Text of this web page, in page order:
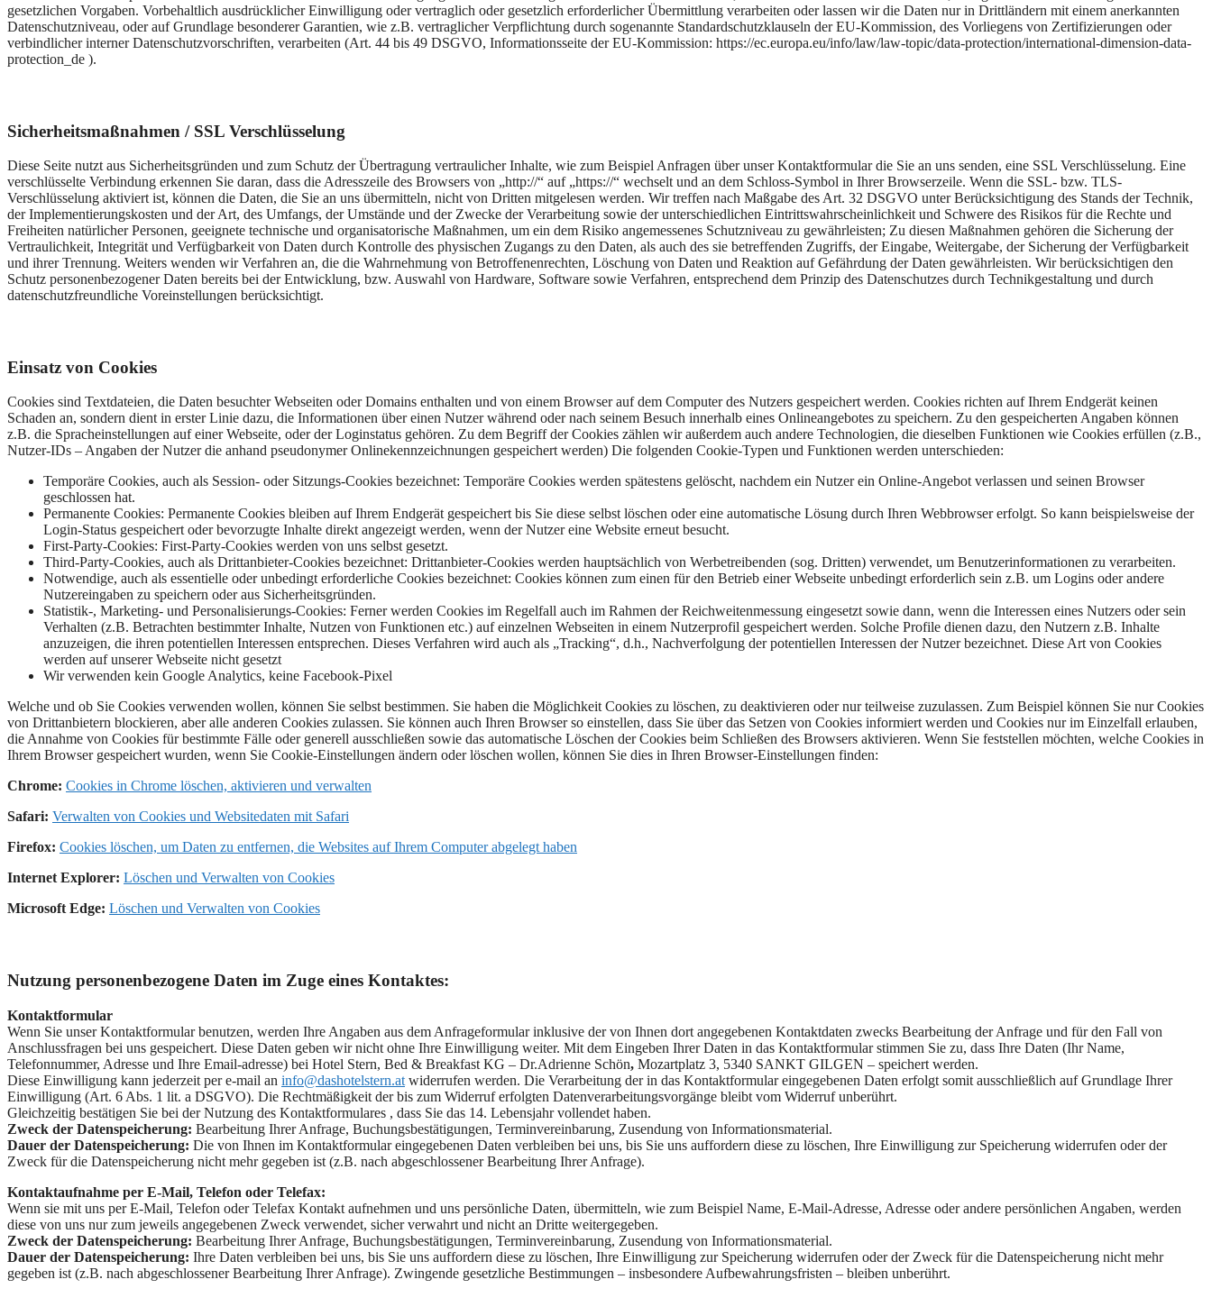
gesetzlichen Vorgaben. Vorbehaltlich ausdrücklicher Einwilligung oder vertraglich oder gesetzlich erforderlicher Übermittlung verarbeiten oder lassen wir die Daten nur in Drittländern mit einem anerkannten
Datenschutzniveau, oder auf Grundlage besonderer Garantien, wie z.B. vertraglicher Verpflichtung durch sogenannte Standardschutzklauseln der EU-Kommission, des Vorliegens von Zertifizierungen oder
verbindlicher interner Datenschutzvorschriften, verarbeiten (Art. 44 bis 49 DSGVO, Informationsseite der EU-Kommission: https://ec.europa.eu/info/law/law-topic/data-protection/international-dimension-data-
protection_de ).
Sicherheitsmaßnahmen / SSL Verschlüsselung
Diese Seite nutzt aus Sicherheitsgründen und zum Schutz der Übertragung vertraulicher Inhalte, wie zum Beispiel Anfragen über unser Kontaktformular die Sie an uns senden, eine SSL Verschlüsselung. Eine
verschlüsselte Verbindung erkennen Sie daran, dass die Adresszeile des Browsers von „http://“ auf „https://“ wechselt und an dem Schloss-Symbol in Ihrer Browserzeile. Wenn die SSL- bzw. TLS-
Verschlüsselung aktiviert ist, können die Daten, die Sie an uns übermitteln, nicht von Dritten mitgelesen werden. Wir treffen nach Maßgabe des Art. 32 DSGVO unter Berücksichtigung des Stands der Technik,
der Implementierungskosten und der Art, des Umfangs, der Umstände und der Zwecke der Verarbeitung sowie der unterschiedlichen Eintrittswahrscheinlichkeit und Schwere des Risikos für die Rechte und
Freiheiten natürlicher Personen, geeignete technische und organisatorische Maßnahmen, um ein dem Risiko angemessenes Schutzniveau zu gewährleisten; Zu diesen Maßnahmen gehören die Sicherung der
Vertraulichkeit, Integrität und Verfügbarkeit von Daten durch Kontrolle des physischen Zugangs zu den Daten, als auch des sie betreffenden Zugriffs, der Eingabe, Weitergabe, der Sicherung der Verfügbarkeit
und ihrer Trennung. Weiters wenden wir Verfahren an, die die Wahrnehmung von Betroffenenrechten, Löschung von Daten und Reaktion auf Gefährdung der Daten gewährleisten. Wir berücksichtigen den
Schutz personenbezogener Daten bereits bei der Entwicklung, bzw. Auswahl von Hardware, Software sowie Verfahren, entsprechend dem Prinzip des Datenschutzes durch Technikgestaltung und durch
datenschutzfreundliche Voreinstellungen berücksichtigt.
Einsatz von Cookies
Cookies sind Textdateien, die Daten besuchter Webseiten oder Domains enthalten und von einem Browser auf dem Computer des Nutzers gespeichert werden. Cookies richten auf Ihrem Endgerät keinen
Schaden an, sondern dient in erster Linie dazu, die Informationen über einen Nutzer während oder nach seinem Besuch innerhalb eines Onlineangebotes zu speichern. Zu den gespeicherten Angaben können
z.B. die Spracheinstellungen auf einer Webseite, oder der Loginstatus gehören. Zu dem Begriff der Cookies zählen wir außerdem auch andere Technologien, die dieselben Funktionen wie Cookies erfüllen (z.B.,
Nutzer-IDs – Angaben der Nutzer die anhand pseudonymer Onlinekennzeichnungen gespeichert werden) Die folgenden Cookie-Typen und Funktionen werden unterschieden:
Temporäre Cookies, auch als Session- oder Sitzungs-Cookies bezeichnet: Temporäre Cookies werden spätestens gelöscht, nachdem ein Nutzer ein Online-Angebot verlassen und seinen Browser
geschlossen hat.
Permanente Cookies: Permanente Cookies bleiben auf Ihrem Endgerät gespeichert bis Sie diese selbst löschen oder eine automatische Lösung durch Ihren Webbrowser erfolgt. So kann beispielsweise der
Login-Status gespeichert oder bevorzugte Inhalte direkt angezeigt werden, wenn der Nutzer eine Website erneut besucht.
First-Party-Cookies: First-Party-Cookies werden von uns selbst gesetzt.
Third-Party-Cookies, auch als Drittanbieter-Cookies bezeichnet: Drittanbieter-Cookies werden hauptsächlich von Werbetreibenden (sog. Dritten) verwendet, um Benutzerinformationen zu verarbeiten.
Notwendige, auch als essentielle oder unbedingt erforderliche Cookies bezeichnet: Cookies können zum einen für den Betrieb einer Webseite unbedingt erforderlich sein z.B. um Logins oder andere
Nutzereingaben zu speichern oder aus Sicherheitsgründen.
Statistik-, Marketing- und Personalisierungs-Cookies: Ferner werden Cookies im Regelfall auch im Rahmen der Reichweitenmessung eingesetzt sowie dann, wenn die Interessen eines Nutzers oder sein
Verhalten (z.B. Betrachten bestimmter Inhalte, Nutzen von Funktionen etc.) auf einzelnen Webseiten in einem Nutzerprofil gespeichert werden. Solche Profile dienen dazu, den Nutzern z.B. Inhalte
anzuzeigen, die ihren potentiellen Interessen entsprechen. Dieses Verfahren wird auch als „Tracking“, d.h., Nachverfolgung der potentiellen Interessen der Nutzer bezeichnet. Diese Art von Cookies
werden auf unserer Webseite nicht gesetzt
Wir verwenden kein Google Analytics, keine Facebook-Pixel
Welche und ob Sie Cookies verwenden wollen, können Sie selbst bestimmen. Sie haben die Möglichkeit Cookies zu löschen, zu deaktivieren oder nur teilweise zuzulassen. Zum Beispiel können Sie nur Cookies
von Drittanbietern blockieren, aber alle anderen Cookies zulassen. Sie können auch Ihren Browser so einstellen, dass Sie über das Setzen von Cookies informiert werden und Cookies nur im Einzelfall erlauben,
die Annahme von Cookies für bestimmte Fälle oder generell ausschließen sowie das automatische Löschen der Cookies beim Schließen des Browsers aktivieren. Wenn Sie feststellen möchten, welche Cookies in
Ihrem Browser gespeichert wurden, wenn Sie Cookie-Einstellungen ändern oder löschen wollen, können Sie dies in Ihren Browser-Einstellungen finden:
Chrome: Cookies in Chrome löschen, aktivieren und verwalten
Safari: Verwalten von Cookies und Websitedaten mit Safari
Firefox: Cookies löschen, um Daten zu entfernen, die Websites auf Ihrem Computer abgelegt haben
Internet Explorer: Löschen und Verwalten von Cookies
Microsoft Edge: Löschen und Verwalten von Cookies
Nutzung personenbezogene Daten im Zuge eines Kontaktes:
Kontaktformular
Wenn Sie unser Kontaktformular benutzen, werden Ihre Angaben aus dem Anfrageformular inklusive der von Ihnen dort angegebenen Kontaktdaten zwecks Bearbeitung der Anfrage und für den Fall von
Anschlussfragen bei uns gespeichert. Diese Daten geben wir nicht ohne Ihre Einwilligung weiter. Mit dem Eingeben Ihrer Daten in das Kontaktformular stimmen Sie zu, dass Ihre Daten (Ihr Name,
Telefonnummer, Adresse und Ihre Email-adresse) bei Hotel Stern, Bed & Breakfast KG – Dr.Adrienne Schön, Mozartplatz 3, 5340 SANKT GILGEN – speichert werden.
Diese Einwilligung kann jederzeit per e-mail an info@dashotelstern.at widerrufen werden. Die Verarbeitung der in das Kontaktformular eingegebenen Daten erfolgt somit ausschließlich auf Grundlage Ihrer
Einwilligung (Art. 6 Abs. 1 lit. a DSGVO). Die Rechtmäßigkeit der bis zum Widerruf erfolgten Datenverarbeitungsvorgänge bleibt vom Widerruf unberührt.
Gleichzeitig bestätigen Sie bei der Nutzung des Kontaktformulares , dass Sie das 14. Lebensjahr vollendet haben.
Zweck der Datenspeicherung: Bearbeitung Ihrer Anfrage, Buchungsbestätigungen, Terminvereinbarung, Zusendung von Informationsmaterial.
Dauer der Datenspeicherung: Die von Ihnen im Kontaktformular eingegebenen Daten verbleiben bei uns, bis Sie uns auffordern diese zu löschen, Ihre Einwilligung zur Speicherung widerrufen oder der
Zweck für die Datenspeicherung nicht mehr gegeben ist (z.B. nach abgeschlossener Bearbeitung Ihrer Anfrage).
Kontaktaufnahme per E-Mail, Telefon oder Telefax:
Wenn sie mit uns per E-Mail, Telefon oder Telefax Kontakt aufnehmen und uns persönliche Daten, übermitteln, wie zum Beispiel Name, E-Mail-Adresse, Adresse oder andere persönlichen Angaben, werden
diese von uns nur zum jeweils angegebenen Zweck verwendet, sicher verwahrt und nicht an Dritte weitergegeben.
Zweck der Datenspeicherung: Bearbeitung Ihrer Anfrage, Buchungsbestätigungen, Terminvereinbarung, Zusendung von Informationsmaterial.
Dauer der Datenspeicherung: Ihre Daten verbleiben bei uns, bis Sie uns auffordern diese zu löschen, Ihre Einwilligung zur Speicherung widerrufen oder der Zweck für die Datenspeicherung nicht mehr
gegeben ist (z.B. nach abgeschlossener Bearbeitung Ihrer Anfrage). Zwingende gesetzliche Bestimmungen – insbesondere Aufbewahrungsfristen – bleiben unberührt.